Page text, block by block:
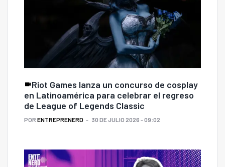
Riot Games lanza un concurso de cosplay
en Latinoamérica para celebrar el regreso
de League of Legends Classic
POR ENTREPRENERD 30 DE JULIO 2026 - 09:02